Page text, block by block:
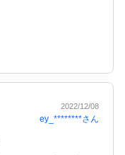
2022/12/08
ey_********さん